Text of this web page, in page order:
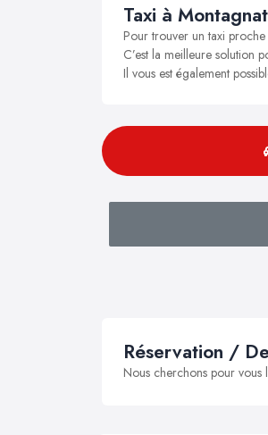
Taxi à Montagnat
Pour trouver un taxi
C’est la meilleure solution
Il vous est également
Réservation /
Nous cherchons pour